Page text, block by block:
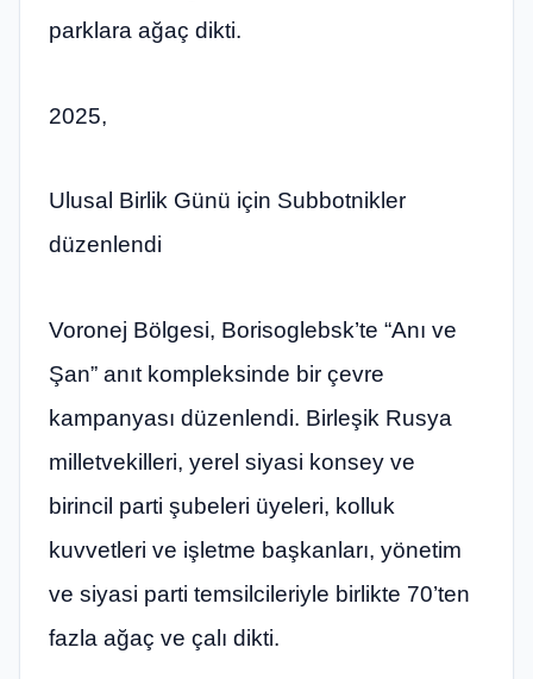
parklara ağaç dikti.
2025,
Ulusal Birlik Günü için Subbotnikler
düzenlendi
Voronej Bölgesi, Borisoglebsk’te “Anı ve
Şan” anıt kompleksinde bir çevre
kampanyası düzenlendi. Birleşik Rusya
milletvekilleri, yerel siyasi konsey ve
birincil parti şubeleri üyeleri, kolluk
kuvvetleri ve işletme başkanları, yönetim
ve siyasi parti temsilcileriyle birlikte 70’ten
fazla ağaç ve çalı dikti.